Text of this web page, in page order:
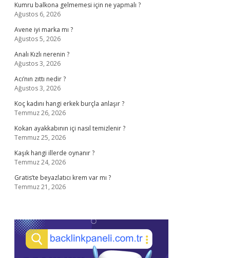
Kumru balkona gelmemesi için ne yapmalı ?
Ağustos 6, 2026
Avene iyi marka mı ?
Ağustos 5, 2026
Analı Kızlı nerenin ?
Ağustos 3, 2026
Acı’nın zıttı nedir ?
Ağustos 3, 2026
Koç kadını hangi erkek burçla anlaşır ?
Temmuz 26, 2026
Kokan ayakkabının içi nasıl temizlenir ?
Temmuz 25, 2026
Kaşık hangi illerde oynanır ?
Temmuz 24, 2026
Gratis’te beyazlatıcı krem var mı ?
Temmuz 21, 2026